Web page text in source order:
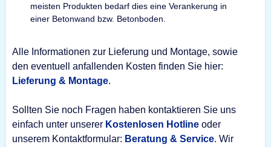
meisten Produkten bedarf dies eine Verankerung in
einer Betonwand bzw. Betonboden.
Alle Informationen zur Lieferung und Montage, sowie
den eventuell anfallenden Kosten finden Sie hier:
Lieferung & Montage.
Sollten Sie noch Fragen haben kontaktieren Sie uns
einfach unter unserer Kostenlosen Hotline oder
unserem Kontaktformular: Beratung & Service. Wir